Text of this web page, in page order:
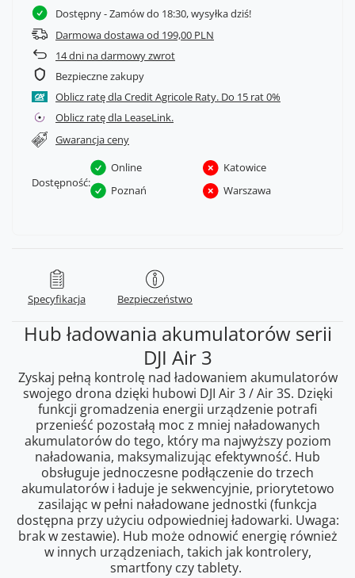
Dostępny- Zamów do 18:30, wysyłka dziś!
Darmowa dostawa od 199,00 PLN
14dni na darmowy zwrot
Bezpieczne zakupy
Oblicz ratę dla Credit Agricole Raty.
Oblicz ratę dla LeaseLink.
Gwarancja ceny
Dostępność:
Online
Katowice
Poznań
Warszawa
Specyfikacja Bezpieczeństwo
Hub ładowania akumulatorów serii
DJI Air 3
Zyskaj pełną kontrolę nad ładowaniem akumulatorów
swojego drona dzięki hubowi DJI Air 3 / Air 3S. Dzięki
funkcji gromadzenia energii urządzenie potrafi
przenieść pozostałą moc z mniej naładowanych
akumulatorów do tego, który ma najwyższy poziom
naładowania, maksymalizując efektywność. Hub
obsługuje jednoczesne podłączenie do trzech
akumulatorów i ładuje je sekwencyjnie, priorytetowo
zasilając w pełni naładowane jednostki (funkcja
dostępna przy użyciu odpowiedniej ładowarki. Uwaga:
brak w zestawie). Hub może odnowić energię również
w innych urządzeniach, takich jak kontrolery,
smartfony czy tablety.